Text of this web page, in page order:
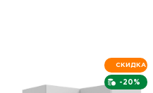
-20%
СКИДКА